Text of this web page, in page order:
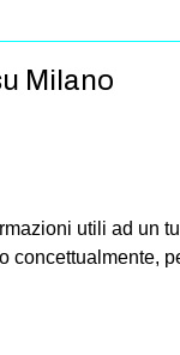
Milano
utili ad un